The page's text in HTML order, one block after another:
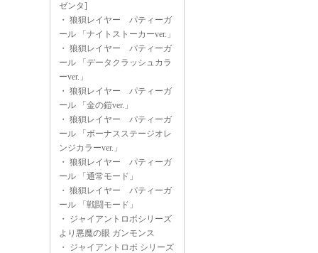
ゼンタ]
・ 狼狽レイヤー パティーガ
ール 「ナイトストーカーver.」
・ 狼狽レイヤー パティーガ
ール 「データクラッシュカラ
ーver.」
・ 狼狽レイヤー パティーガ
ール 「金の鎧ver.」
・ 狼狽レイヤー パティーガ
ール 「ボーナスステージオレ
ンジカラーver.」
・ 狼狽レイヤー パティーガ
ール 「通常モード」
・ 狼狽レイヤー パティーガ
ール 「戦闘モード」
・ ジャイアントロボシリーズ
より悪魔の眼 ガンモンス
・ ジャイアントロボ シリーズ